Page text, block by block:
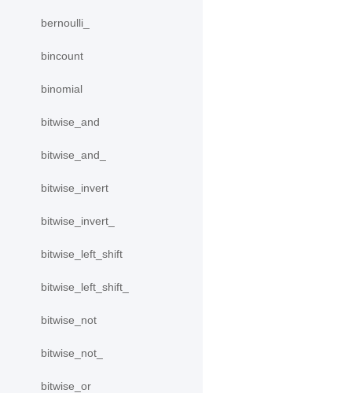
bernoulli_
bincount
binomial
bitwise_and
bitwise_and_
bitwise_invert
bitwise_invert_
bitwise_left_shift
bitwise_left_shift_
bitwise_not
bitwise_not_
bitwise_or